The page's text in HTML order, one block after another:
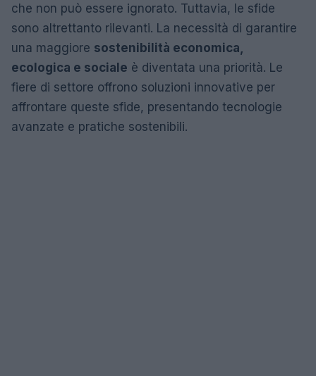
che non può essere ignorato. Tuttavia, le sfide
sono altrettanto rilevanti. La necessità di garantire
una maggiore sostenibilità economica,
ecologica e sociale è diventata una priorità. Le
fiere di settore offrono soluzioni innovative per
affrontare queste sfide, presentando tecnologie
avanzate e pratiche sostenibili.